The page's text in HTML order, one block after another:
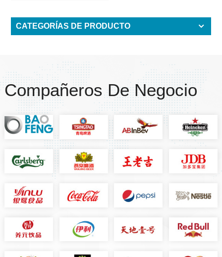
CATEGORÍAS DE PRODUCTO
Compañeros De Negocio